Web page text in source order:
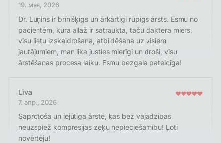
19. мая, 2026
Dr. Luņins ir brīnišķīgs un ārkārtīgi rūpīgs ārsts. Esmu no
pacientēm, kura allaž ir satraukta, taču daktera miers,
visu lietu izskaidrošana, atbildēšana uz visiem
jautājumiem, man lika justies mierīgi un droši, visu
ārstēšanas procesa laiku. Esmu bezgala pateicīga!
Līva
7. апр., 2026
Saprotoša un iejūtīga ārste, kas bez vajadzības
neuzspiež kompresijas zeķu nepieciešamību! Ļoti
novērtēju!